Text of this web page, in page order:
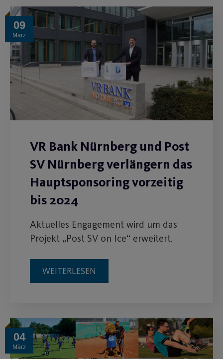
09
März
VR Bank Nürnberg und Post
SV Nürnberg verlängern das
Hauptsponsoring vorzeitig
bis 2024
Aktuelles Engagement wird um das
Projekt „Post SV on Ice“ erweitert.
WEITERLESEN
04
März